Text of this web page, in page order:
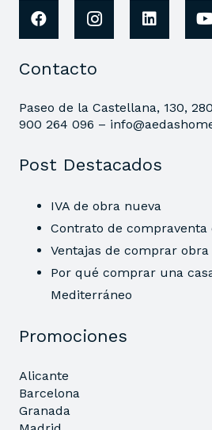
Contacto
Paseo de la Castellana, 130,
900 264 096 –
Post Destacados
IVA de obra nueva
Contrato de compraventa
Ventajas de comprar obra
Por qué comprar una
Mediterráneo
Promociones
Alicante
Barcelona
Granada